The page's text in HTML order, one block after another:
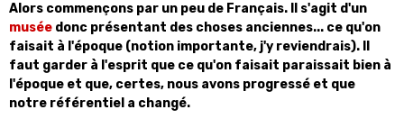
Alors commençons par un peu de Français. Il s'agit d'un
musée donc présentant des choses anciennes... ce qu'on
faisait à l'époque (notion importante, j'y reviendrais). Il
faut garder à l'esprit que ce qu'on faisait paraissait bien à
l'époque et que, certes, nous avons progressé et que
notre référentiel a changé.